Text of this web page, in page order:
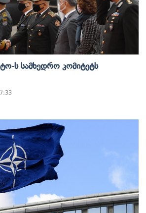
Ს Სამხედრო Კომიტეტს